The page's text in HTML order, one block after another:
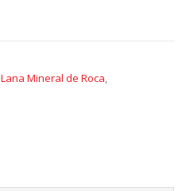
Lana Mineral de Roca,